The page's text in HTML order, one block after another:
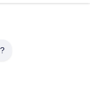
dell'olio del